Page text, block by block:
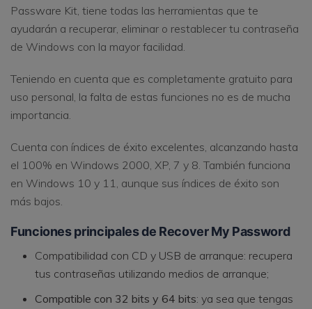
Passware Kit, tiene todas las herramientas que te
ayudarán a recuperar, eliminar o restablecer tu contraseña
de Windows con la mayor facilidad.
Teniendo en cuenta que es completamente gratuito para
uso personal, la falta de estas funciones no es de mucha
importancia.
Cuenta con índices de éxito excelentes, alcanzando hasta
el 100% en Windows 2000, XP, 7 y 8. También funciona
en Windows 10 y 11, aunque sus índices de éxito son
más bajos.
Funciones principales de Recover My Password
Compatibilidad con CD y USB de arranque: recupera
tus contraseñas utilizando medios de arranque;
Compatible con 32 bits y 64 bits: ya sea que tengas